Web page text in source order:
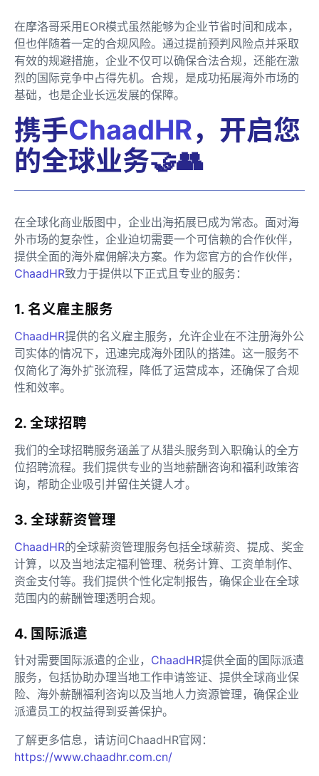
在摩洛哥采用EOR模式虽然能够为企业节省时间和成本，
但也伴随着一定的合规风险。通过提前预判风险点并采取
有效的规避措施，企业不仅可以确保合法合规，还能在激
烈的国际竞争中占得先机。合规，是成功拓展海外市场的
基础，也是企业长远发展的保障。
携手ChaadHR，开启您
的全球业务🤝👥
在全球化商业版图中，企业出海拓展已成为常态。面对海
外市场的复杂性，企业迫切需要一个可信赖的合作伙伴，
提供全面的海外雇佣解决方案。作为您官方的合作伙伴，
ChaadHR致力于提供以下正式且专业的服务：
1. 名义雇主服务
ChaadHR提供的名义雇主服务，允许企业在不注册海外公
司实体的情况下，迅速完成海外团队的搭建。这一服务不
仅简化了海外扩张流程，降低了运营成本，还确保了合规
性和效率。
2. 全球招聘
我们的全球招聘服务涵盖了从猎头服务到入职确认的全方
位招聘流程。我们提供专业的当地薪酬咨询和福利政策咨
询，帮助企业吸引并留住关键人才。
3. 全球薪资管理
ChaadHR的全球薪资管理服务包括全球薪资、提成、奖金
计算，以及当地法定福利管理、税务计算、工资单制作、
资金支付等。我们提供个性化定制报告，确保企业在全球
范围内的薪酬管理透明合规。
4. 国际派遣
针对需要国际派遣的企业， ChaadHR提供全面的国际派遣
服务，包括协助办理当地工作申请签证、提供全球商业保
险、海外薪酬福利咨询以及当地人力资源管理，确保企业
派遣员工的权益得到妥善保护。
了解更多信息，请访问ChaadHR官网：
https://www.chaadhr.com.cn/